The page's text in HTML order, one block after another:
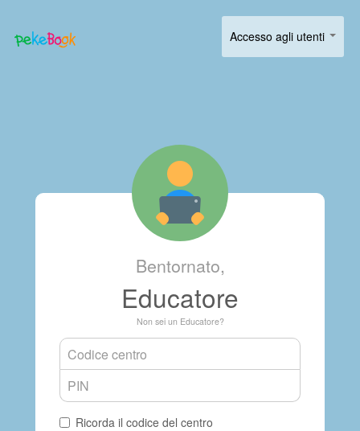
Accesso agli utenti
Bentornato,
Educatore
Non sei un Educatore?
Ricorda il codice del centro